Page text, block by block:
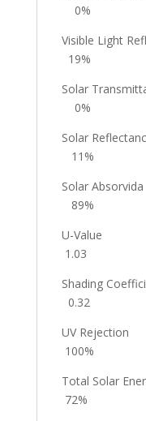
0%
Visible
19%
Solar
0%
Solar
11%
Solar
89%
U-
1.03
0.32
UV
100%
Total
72%